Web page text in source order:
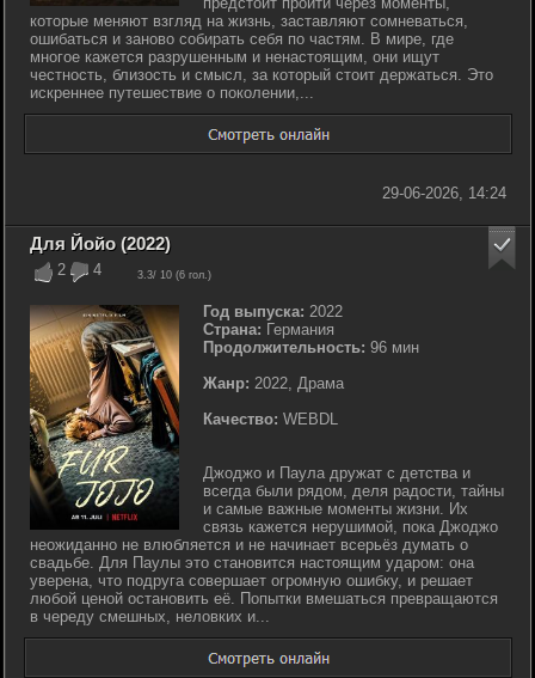
которые меняют взгляд на жизнь, заставляют сомневаться,
ошибаться и заново собирать себя по частям. В мире, где
многое кажется разрушенным и ненастоящим, они ищут
честность, близость и смысл, за который стоит держаться. Это
искреннее путешествие о поколении,...
29-06-2026, 14:24
2 4 3.3/ 10 (6 гол.)
Для Йойо (2022)
Год выпуска: 2022
Страна: Германия
Продолжительность: 96 мин
Жанр: 2022, Драма
Качество: WEBDL
Джоджо и Паула дружат с детства и
всегда были рядом, деля радости, тайны
и самые важные моменты жизни. Их
связь кажется нерушимой, пока Джоджо
неожиданно не влюбляется и не начинает всерьёз думать о
свадьбе. Для Паулы это становится настоящим ударом: она
уверена, что подруга совершает огромную ошибку, и решает
любой ценой остановить её. Попытки вмешаться превращаются
в череду смешных, неловких и...